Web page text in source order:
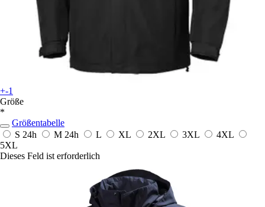
+-1
Größe
*
Größentabelle
S 24h M 24h L XL 2XL 3XL
4XL
5XL
Dieses Feld ist erforderlich